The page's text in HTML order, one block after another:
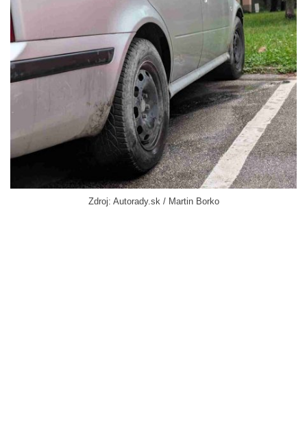
Zdroj: Autorady.sk / Martin Borko